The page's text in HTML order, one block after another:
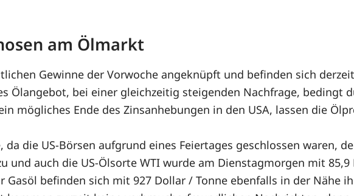
am Ölmarkt
Gewinne der Vorwoche angeknüpft und befinden sich
Ölangebot, bei einer gleichzeitig steigenden Nachfrage, bedingt
mögliches Ende des Zinsanhebungen in den USA, lassen die
die US-Börsen aufgrund eines Feiertages geschlossen waren,
und auch die US-Ölsorte WTI wurde am Dienstagmorgen mit
Gasöl befinden sich mit 927 Dollar / Tonne ebenfalls in der Nähe